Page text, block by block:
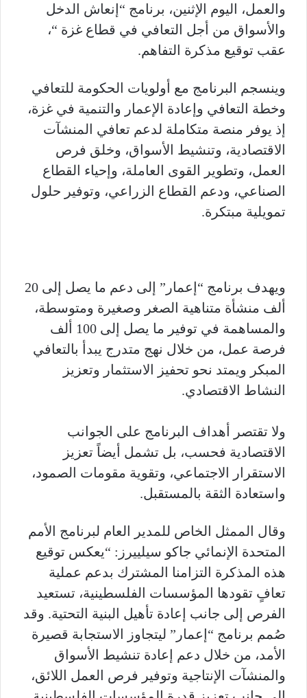
والعمل، اليوم الإثنين، برنامج “إنعاش الدخل
والأسواق من أجل التعافي في قطاع غزة “،
عقب توقيع مذكرة التفاهم.
وينسجم البرنامج مع أولويات الحكومة للتعافي
وخطة التعافي وإعادة الإعمار والتنمية في غزة،
إذ يوفر منصة متكاملة لدعم تعافي المنشآت
الاقتصادية، وتنشيط الأسواق، وخلق فرص
العمل، وتطوير القوى العاملة، وإحياء القطاع
الصناعي، ودعم القطاع الزراعي، وتوفير حلول
تمويلية مبتكرة.
ويهدف برنامج “إعمار” إلى دعم ما يصل إلى 20
ألف منشأة متناهية الصغر وصغيرة ومتوسطة،
والمساهمة في توفير ما يصل إلى 100 ألف
فرصة عمل، من خلال نهج متدرج يبدأ بالتعافي
المبكر ويمتد نحو تحفيز الاستثمار وتعزيز
النشاط الاقتصادي.
ولا تقتصر أهداف البرنامج على الجوانب
الاقتصادية فحسب، بل تشمل أيضاً تعزيز
الاستقرار الاجتماعي، وتقوية مقومات الصمود،
واستعادة الثقة بالمستقبل.
وقال الممثل الخاص للمدير العام لبرنامج الأمم
المتحدة الإنمائي جاكو سيلييرز: “يعكس توقيع
هذه المذكرة التزامنا المشترك بدعم عملية
تعافٍ تقودها المؤسسات الفلسطينية، تستعيد
الفرص إلى جانب إعادة تأهيل البنية التحتية. وقد
صُمم برنامج “إعمار” ليتجاوز الاستجابة قصيرة
الأمد، من خلال دعم إعادة تنشيط الأسواق
والمنشآت الإنتاجية وتوفير فرص العمل اللائق،